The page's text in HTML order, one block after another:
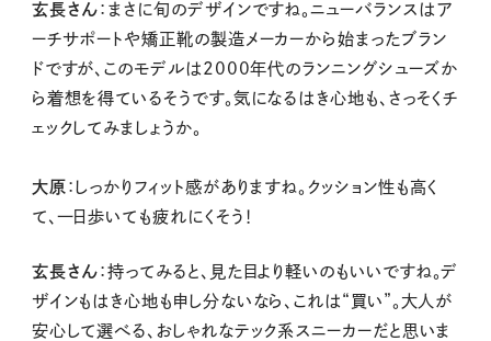
玄長さん ：まさに旬のデザインですね。ニューバランスはア
ーチサポートや矯正靴の製造メーカーから始まったブラン
ドですが、このモデルは2000年代のランニングシューズか
ら着想を得ているそうです。気になるはき心地も、さっそくチ
ェックしてみましょうか。
大原 ：しっかりフィット感がありますね。クッション性も高く
て、一日歩いても疲れにくそう！
玄長さん ：持ってみると、見た目より軽いのもいいですね。デ
ザインもはき心地も申し分ないなら、これは“買い”。大人が
安心して選べる、おしゃれなテック系スニーカーだと思いま